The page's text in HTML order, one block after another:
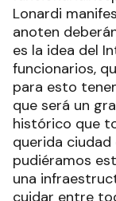
Lonardi
anoten
es la idea del
funcionarios,
para esto
que será un
histórico que
querida ciudad
pudiéramos
una
cuidar entre